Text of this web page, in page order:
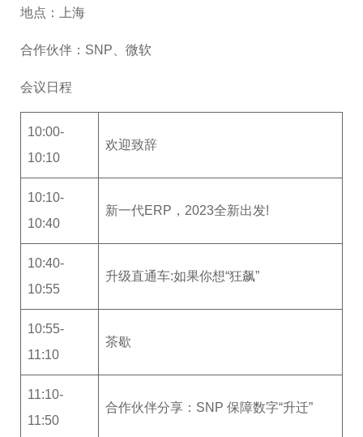
地点：上海
合作伙伴：SNP、微软
会议日程
10:00-
10:10
欢迎致辞
10:10-
10:40
新一代ERP，2023全新出发!
10:40-
10:55
升级直通车:如果你想“狂飙”
10:55-
11:10
茶歇
11:10-
11:50
合作伙伴分享：SNP 保障数字“升迁”